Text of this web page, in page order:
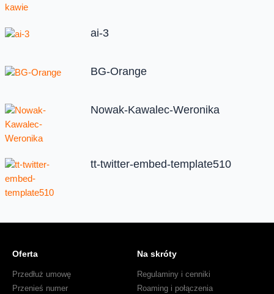
ai-3
BG-Orange
Nowak-Kawalec-Weronika
tt-twitter-embed-template510
Oferta
Przedłuż umowę
Przenieś numer
Na skróty
Regulaminy i cenniki
Roaming i połączenia